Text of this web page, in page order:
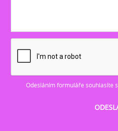
Odesláním formuláře souhlasíte s